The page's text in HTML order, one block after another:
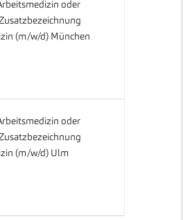
oder
(m/w/d) München
oder
(m/w/d) Ulm